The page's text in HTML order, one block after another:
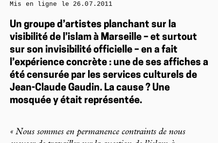
Un groupe d’artistes planchant sur la
visibilité de l’islam à Marseille – et surtout
sur son invisibilité officielle – en a fait
l’expérience concrète : une de ses affiches a
été censurée par les services culturels de
Jean-Claude Gaudin. La cause ? Une
mosquée y était représentée.
« Nous sommes en permanence contraints de nous
Mis en ligne le 26.07.2011